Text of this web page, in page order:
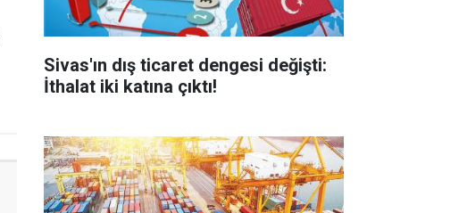
Sivas'ın dış ticaret dengesi değişti:
İthalat iki katına çıktı!